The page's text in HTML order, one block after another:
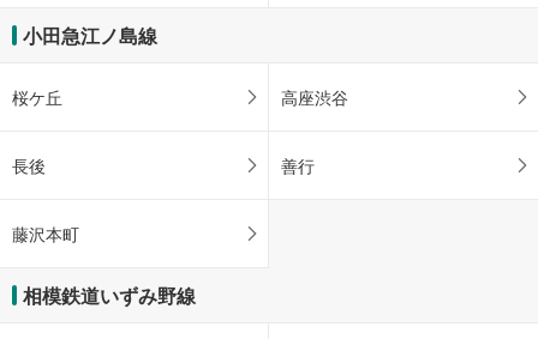
小田急江ノ島線
桜ケ丘 高座渋谷
長後 善行
藤沢本町
相模鉄道いずみ野線